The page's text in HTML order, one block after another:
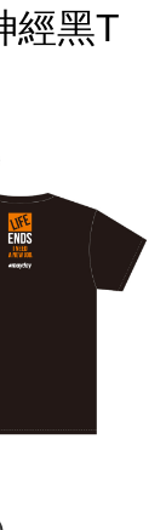
pesanan
pesanan
經黑T